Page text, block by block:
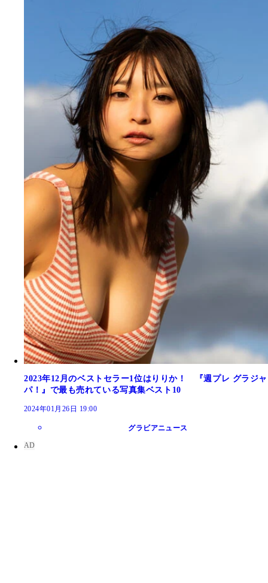
2023年12月のベストセラー1位はりりか！ 『週プレ グラジャ
パ！』で最も売れている写真集ベスト10
2024年01月26日 19:00
グラビアニュース